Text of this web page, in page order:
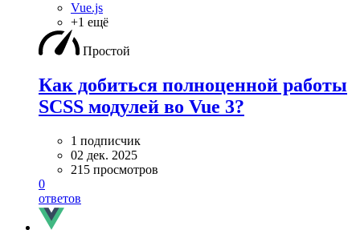
Vue.js
+1 ещё
Простой
Как добиться полноценной работы
SCSS модулей во Vue 3?
1 подписчик
02 дек. 2025
215 просмотров
0
ответов